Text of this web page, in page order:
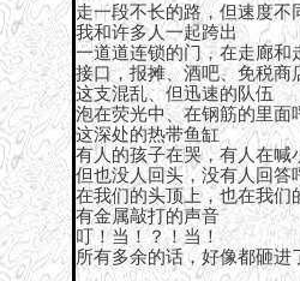
走一段不长的路，但速度不
我和许多人一起跨出
一道道连锁的门，在走廊和
接口，报摊、酒吧、免税商
这支混乱、但迅速的队伍
泡在荧光中、在钢筋的里面
这深处的热带鱼缸
有人的孩子在哭，有人在喊
但也没人回头，没有人回答
在我们的头顶上，也在我们
有金属敲打的声音
叮！当！？！当！
所有多余的话，好像都砸进